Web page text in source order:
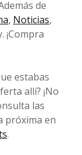
de
, Noticias,
¡Compra
estabas
allí? ¡No
las
próxima en
.